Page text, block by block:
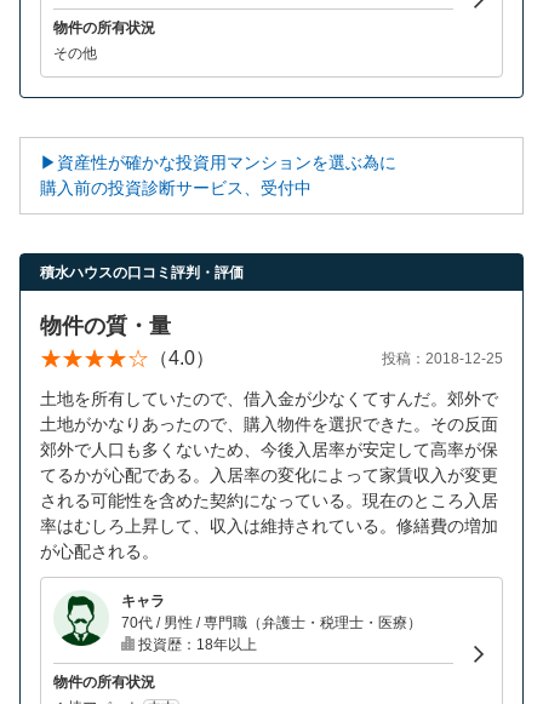
物件の所有状況
その他
▶資産性が確かな投資用マンションを選ぶ為に
購入前の投資診断サービス、受付中
積水ハウスの口コミ評判・評価
物件の質・量
（4.0） 投稿：2018-12-25
土地を所有していたので、借入金が少なくてすんだ。郊外で
土地がかなりあったので、購入物件を選択できた。その反面
郊外で人口も多くないため、今後入居率が安定して高率が保
てるかが心配である。入居率の変化によって家賃収入が変更
される可能性を含めた契約になっている。現在のところ入居
率はむしろ上昇して、収入は維持されている。修繕費の増加
が心配される。
キャラ
70代 / 男性 / 専門職（弁護士・税理士・医療）
投資歴：18年以上
物件の所有状況